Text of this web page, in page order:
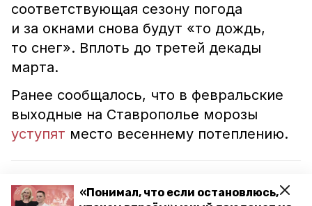
«Понимал, что если остановлюсь,
соответствующая сезону погода
и за окнами снова будут «то дождь,
то снег». Вплоть до третей декады
марта.
Ранее сообщалось, что в февральские
выходные на Ставрополье морозы
уступят место весеннему потеплению.
Сильный ветер на Ставрополье стихнет к